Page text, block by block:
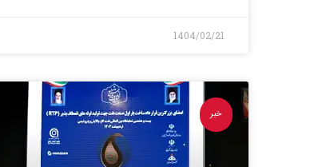
1404/02/21
خبر